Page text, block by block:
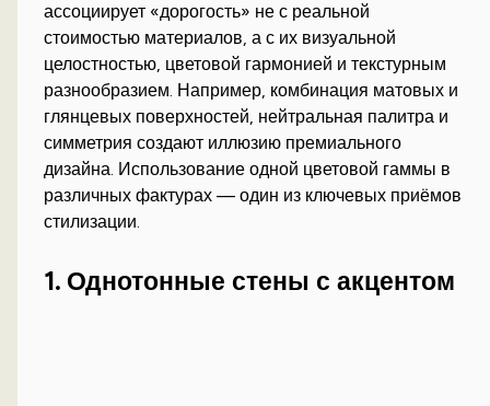
ассоциирует «дорогость» не с реальной
стоимостью материалов, а с их визуальной
целостностью, цветовой гармонией и текстурным
разнообразием. Например, комбинация матовых и
глянцевых поверхностей, нейтральная палитра и
симметрия создают иллюзию премиального
дизайна. Использование одной цветовой гаммы в
различных фактурах — один из ключевых приёмов
стилизации.
1. Однотонные стены с акцентом